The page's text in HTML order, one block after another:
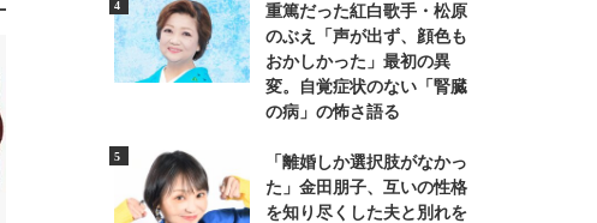
重篤だった紅白歌手・松原
のぶえ「声が出ず、顔色も
おかしかった」最初の異
変。自覚症状のない「腎臓
の病」の怖さ語る
「離婚しか選択肢がなかっ
た」金田朋子、互いの性格
を知り尽くした夫と別れを